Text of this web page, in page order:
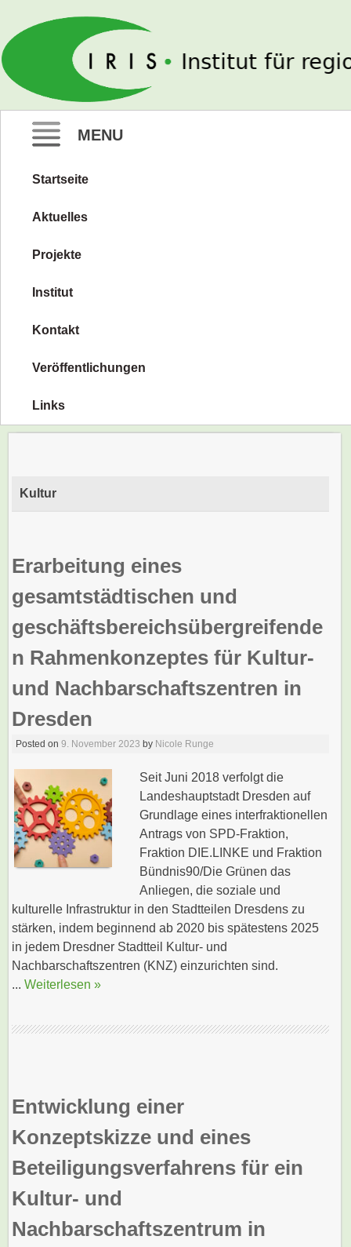
IRIS e. V.
MENU
Zum
springen
Startseite
Aktuelles
Projekte
Institut
Kontakt
Veröffentlichungen
Links
Kultur
Erarbeitung eines
gesamtstädtischen und
geschäftsbereichsübergreifende
n Rahmenkonzeptes für Kultur-
und Nachbarschaftszentren in
Dresden
Posted on9. November 2023 by Nicole Runge
Seit Juni 2018 verfolgt die
Landeshauptstadt Dresden auf
Grundlage eines interfraktionellen
Antrags von SPD-Fraktion,
Fraktion DIE.LINKE und Fraktion
Bündnis90/Die Grünen das
Anliegen, die soziale und
kulturelle Infrastruktur in den Stadtteilen Dresdens zu
stärken, indem beginnend ab 2020 bis spätestens 2025
in jedem Dresdner Stadtteil Kultur- und
Nachbarschaftszentren (KNZ) einzurichten sind.
...Weiterlesen »
Entwicklung einer
Konzeptskizze und eines
Beteiligungsverfahrens für ein
Kultur- und
Nachbarschaftszentrum in